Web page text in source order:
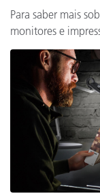
Para saber mais
monitores e